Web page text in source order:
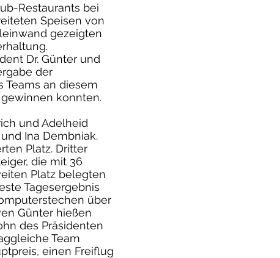
Restaurants bei
Speisen von
gezeigten
Dr. Günter und
der
an diesem
konnten.
und Adelheid
Ina Dembniak.
Platz. Dritter
die mit 36
Platz belegten
Tagesergebnis
über
Günter hießen
des Präsidenten
Team
einen Freiflug